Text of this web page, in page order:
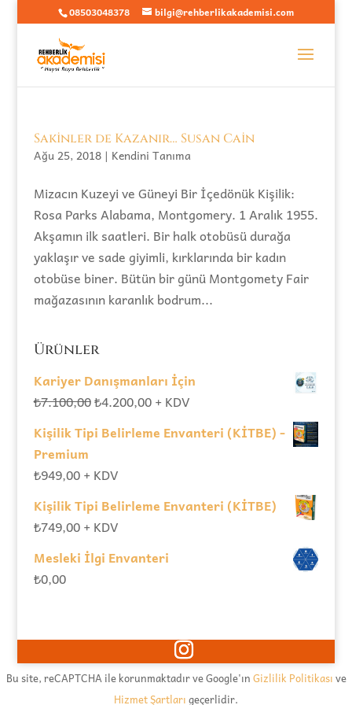
08503048378 bilgi@rehberlikakademisi.com
Sakinler de Kazanır… Susan Cain
Ağu 25, 2018| Kendini Tanıma
Mizacın Kuzeyi ve Güneyi Bir İçedönük Kişilik:
Rosa Parks Alabama, Montgomery. 1 Aralık 1955.
Akşamın ilk saatleri. Bir halk otobüsü durağa
yaklaşır ve sade giyimli, kırklarında bir kadın
otobüse biner. Bütün bir günü Montgomety Fair
mağazasının karanlık bodrum...
Ürünler
Kariyer Danışmanları İçin
₺7.100,00Orijinal
₺7.100,00.
₺4.200,00Şu
fiyat:
+ KDV
Kişilik Tipi Belirleme Envanteri (KİTBE) -
Premium
₺949,00 + KDV
Kişilik Tipi Belirleme Envanteri (KİTBE)
₺749,00 + KDV
Mesleki İlgi Envanteri
₺0,00
Bu site, reCAPTCHA ile korunmaktadır ve Google'ınGizlilik Politikasıve
Hizmet Şartlarıgeçerlidir.